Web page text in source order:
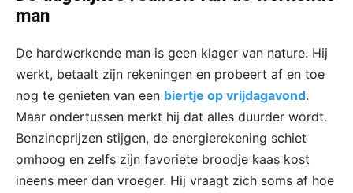
man
De hardwerkende man is geen klager van nature. Hij
werkt, betaalt zijn rekeningen en probeert af en toe
nog te genieten van een biertje op vrijdagavond.
Maar ondertussen merkt hij dat alles duurder wordt.
Benzineprijzen stijgen, de energierekening schiet
omhoog en zelfs zijn favoriete broodje kaas kost
ineens meer dan vroeger. Hij vraagt zich soms af hoe